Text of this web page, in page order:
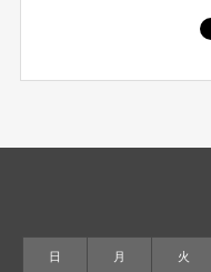
日 月 火